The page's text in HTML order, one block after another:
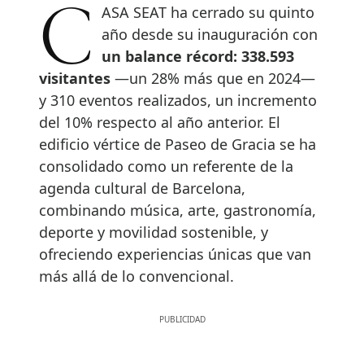
CASA SEAT ha cerrado su quinto
año desde su inauguración con
un balance récord: 338.593
visitantes —un 28% más que en 2024—
y 310 eventos realizados, un incremento
del 10% respecto al año anterior. El
edificio vértice de Paseo de Gracia se ha
consolidado como un referente de la
agenda cultural de Barcelona,
combinando música, arte, gastronomía,
deporte y movilidad sostenible, y
ofreciendo experiencias únicas que van
más allá de lo convencional.